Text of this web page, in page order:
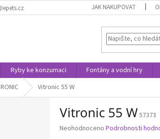
JAK NAKUPOVAT
Ryby ke konzumaci Fontány a vodní hry
Vitronic 55 W
Vitronic 55 W57373
Průměrné
Neohodnoceno Podrobnosti